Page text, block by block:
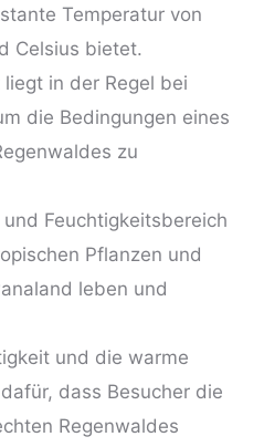
Temperatur von
Celsius bietet.
in der Regel bei
die Bedingungen eines
zu
Feuchtigkeitsbereich
Pflanzen und
leben und
und die warme
dass Besucher die
Regenwaldes